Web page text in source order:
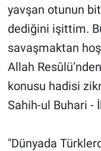
yavşan otunun
dediğini işittim.
savaşmaktan
Allah
konusu hadisi
Sahih-ul Buhari -
"Dünyada